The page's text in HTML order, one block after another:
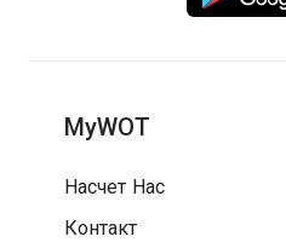
MyWOT
Насчет Нас
Контакт